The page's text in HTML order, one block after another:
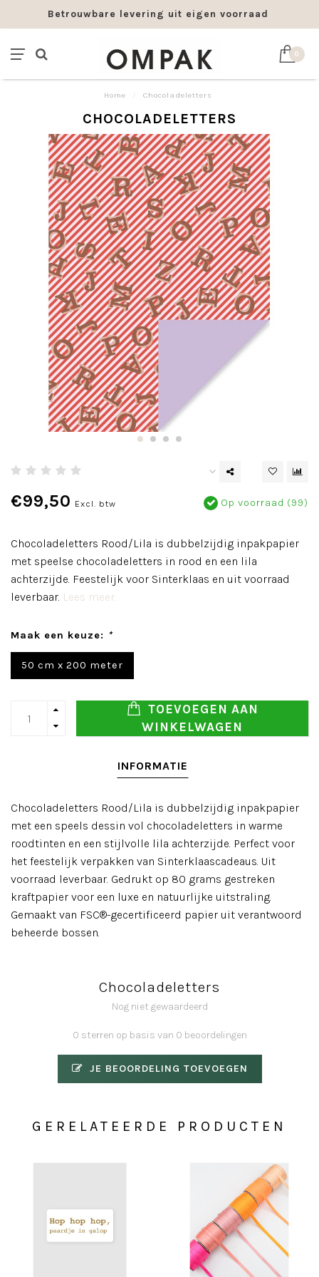
Betrouwbare levering uit eigen voorraad
0
Home Chocoladeletters
CHOCOLADELETTERS
€99,50 Excl. btw Op voorraad (99)
Chocoladeletters Rood/Lila is dubbelzijdig inpakpapier
met speelse chocoladeletters in rood en een lila
achterzijde. Feestelijk voor Sinterklaas en uit voorraad
leverbaar. Lees meer..
Maak een keuze: *
50 cm x 200 meter
TOEVOEGEN AAN
WINKELWAGEN
INFORMATIE
Chocoladeletters Rood/Lila is dubbelzijdig inpakpapier
met een speels dessin vol chocoladeletters in warme
roodtinten en een stijlvolle lila achterzijde. Perfect voor
het feestelijk verpakken van Sinterklaascadeaus. Uit
voorraad leverbaar. Gedrukt op 80 grams gestreken
kraftpapier voor een luxe en natuurlijke uitstraling.
Gemaakt van FSC®-gecertificeerd papier uit verantwoord
beheerde bossen.
Chocoladeletters
Nog niet gewaardeerd
0 sterren op basis van 0 beoordelingen
JE BEOORDELING TOEVOEGEN
GERELATEERDE PRODUCTEN